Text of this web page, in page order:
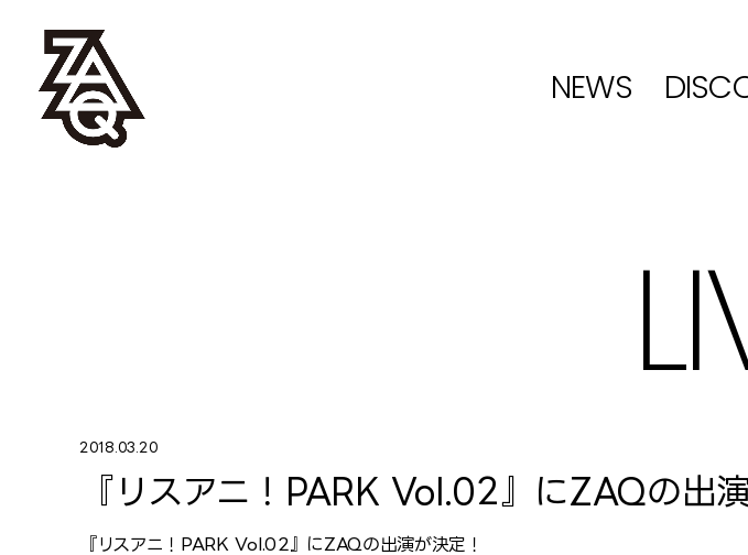
NEWS
2018.03.20
『リスアニ！PARK Vol.02』にZAQの出
『リスアニ！PARK Vol.02』にZAQの出演が決定！